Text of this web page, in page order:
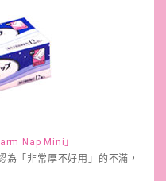
Nap Mini」
「非常厚不好用」的不滿，